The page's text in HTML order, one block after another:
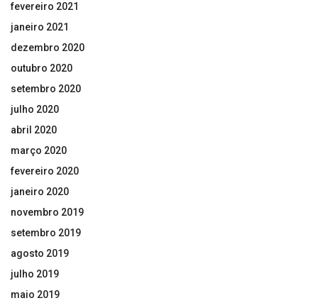
fevereiro 2021
janeiro 2021
dezembro 2020
outubro 2020
setembro 2020
julho 2020
abril 2020
março 2020
fevereiro 2020
janeiro 2020
novembro 2019
setembro 2019
agosto 2019
julho 2019
maio 2019